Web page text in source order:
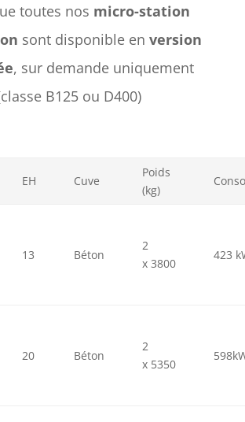
toutes nos micro-station
sont disponible enversion
, sur demande uniquement
B125 ou D400)
EH Cuve
Poids
(kg)
13 Béton
2
x 3800
423
20 Béton
2
x 5350